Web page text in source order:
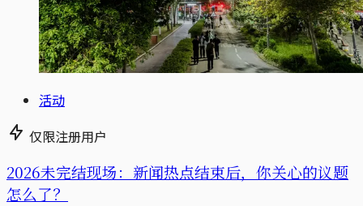
活动
仅限注册用户
2026未完结现场：新闻热点结束后，你关心的议题
怎么了？